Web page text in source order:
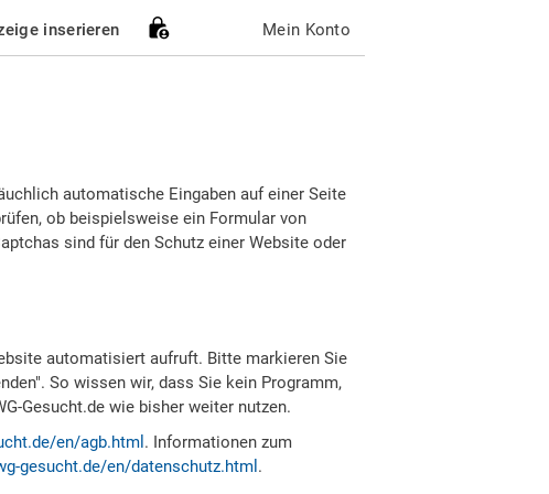
inserieren Mein Konto
automatische Eingaben auf einer Seite
ob beispielsweise ein Formular von
sind für den Schutz einer Website oder
automatisiert aufruft. Bitte markieren Sie
So wissen wir, dass Sie kein Programm,
Gesucht.de wie bisher weiter nutzen.
en/agb.html . Informationen zum
gesucht.de/en/datenschutz.html .